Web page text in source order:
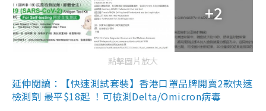
+2
點擊圖片放大
延伸閱讀：【快速測試套裝】香港口罩品牌開賣2款快速
檢測劑 最平$18起 ！可檢測Delta/Omicron病毒